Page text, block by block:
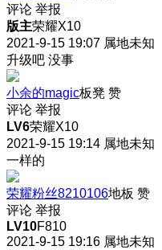
评论 举报
版主荣耀X10
2021-9-15 19:07 属地未知
升级吧 没事
小余的magic板凳 赞
评论 举报
LV6荣耀X10
2021-9-15 19:14 属地未知
一样的
荣耀粉丝8210106地板 赞
评论 举报
LV10F810
2021-9-15 19:16 属地未知